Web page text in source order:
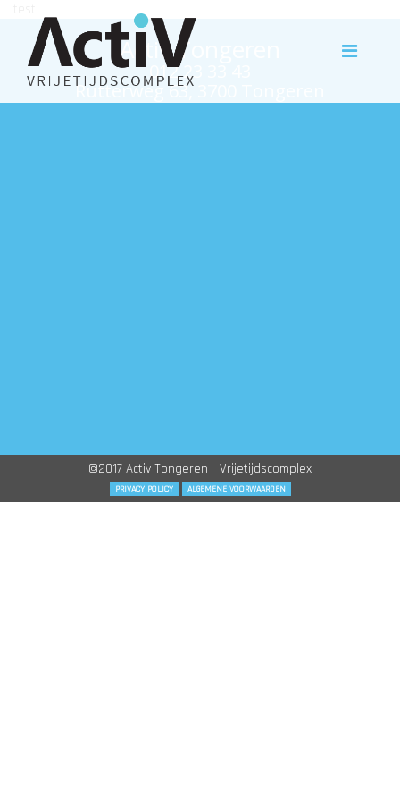
Activ Tongeren
012 23 33 43
Rutterweg 63, 3700 Tongeren
©2017 Activ Tongeren - Vrijetijdscomplex
PRIVACY POLICY ALGEMENE VOORWAARDEN